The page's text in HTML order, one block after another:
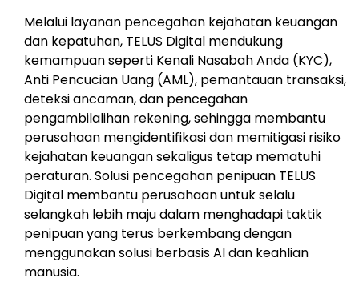
Melalui layanan pencegahan kejahatan keuangan
dan kepatuhan, TELUS Digital mendukung
kemampuan seperti Kenali Nasabah Anda (KYC),
Anti Pencucian Uang (AML), pemantauan transaksi,
deteksi ancaman, dan pencegahan
pengambilalihan rekening, sehingga membantu
perusahaan mengidentifikasi dan memitigasi risiko
kejahatan keuangan sekaligus tetap mematuhi
peraturan. Solusi pencegahan penipuan TELUS
Digital membantu perusahaan untuk selalu
selangkah lebih maju dalam menghadapi taktik
penipuan yang terus berkembang dengan
menggunakan solusi berbasis AI dan keahlian
manusia.